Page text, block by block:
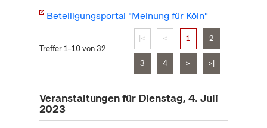
Beteiligungsportal "Meinung für Köln"
Treffer 1–10 von 32
|< < 1 2
3 4 > >|
Veranstaltungen für Dienstag, 4. Juli
2023